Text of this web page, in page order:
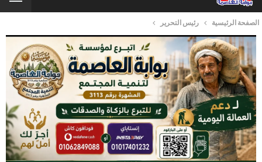
الصفحة الرئيسية رئيس التحرير